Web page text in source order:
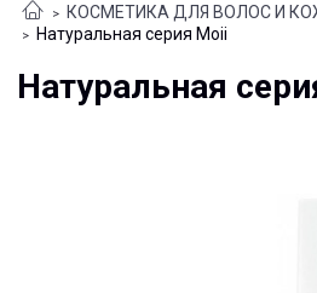
КОСМЕТИКА ДЛЯ ВОЛОС И
Натуральная серия Moii
Натуральная